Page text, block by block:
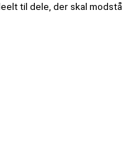
til dele, der skal modstå